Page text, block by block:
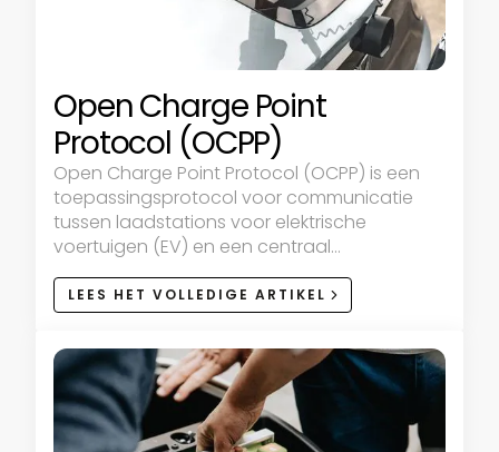
Open Charge Point
Protocol (OCPP)
Open Charge Point Protocol (OCPP) is een
toepassingsprotocol voor communicatie
tussen laadstations voor elektrische
voertuigen (EV) en een centraal
beheersysteem.
LEES HET VOLLEDIGE ARTIKEL